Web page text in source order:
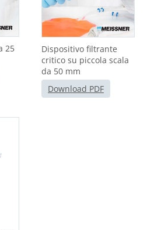
25
Dispositivo filtrante
critico su piccola scala
da 50 mm
Download PDF